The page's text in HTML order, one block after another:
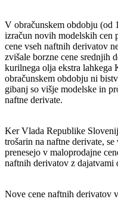
V obračunskem obdobju (od
izračun novih modelskih cen
cene vseh naftnih derivatov
zvišale borzne cene srednjih
kurilnega olja ekstra
obračunskem obdobju ni
gibanj so višje modelske in
naftne derivate.
Ker Vlada Republike
trošarin na naftne derivate,
prenesejo v maloprodajne
naftnih derivatov z dajatvami
Nove cene naftnih derivatov